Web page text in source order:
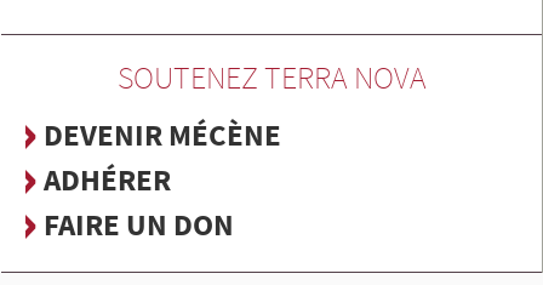
SOUTENEZ TERRA NOVA
DEVENIR MÉCÈNE
ADHÉRER
FAIRE UN DON